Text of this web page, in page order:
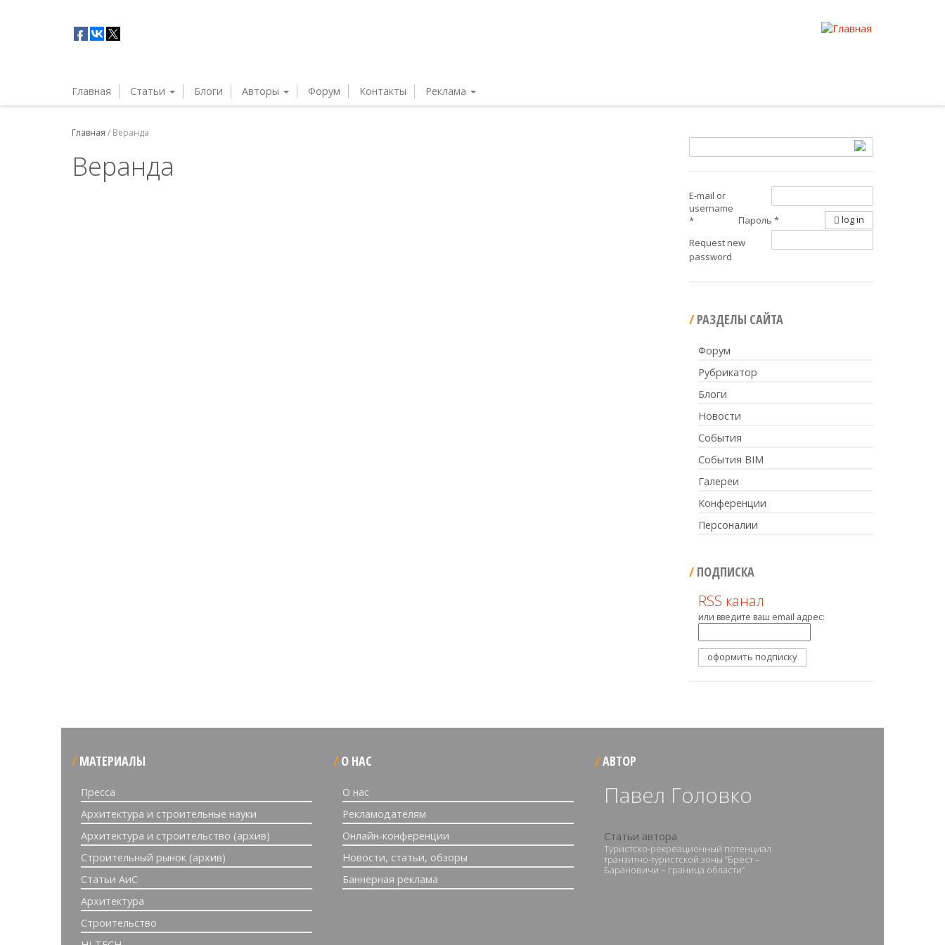
Главная Статьи Блоги Авторы Форум Контакты Реклама
Главная / Веранда
Веранда
E-mail or
username
*
Пароль *
Request new
password
log in
РАЗДЕЛЫ САЙТА
Форум
Рубрикатор
Блоги
Новости
События
События BIM
Галереи
Конференции
Персоналии
ПОДПИСКА
RSS канал
или введите ваш email адрес:
МАТЕРИАЛЫ
Пресса
Архитектура и строительные науки
Архитектура и строительство (архив)
Строительный рынок (архив)
Статьи АиС
Архитектура
Строительство
О НАС
О нас
Рекламодателям
Онлайн-конференции
Новости, статьи, обзоры
Баннерная реклама
АВТОР
Павел Головко
Статьи автора
Туристско-рекреационный потенциал
транзитно-туристской зоны “Брест –
Барановичи – граница области”